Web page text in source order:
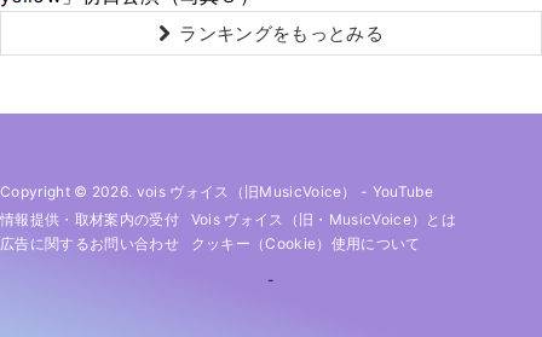
ランキングをもっとみる
Copyright © 2026. vois ヴォイス（旧MusicVoice） - YouTube
情報提供・取材案内の受付
Vois ヴォイス（旧・MusicVoice）とは
広告に関するお問い合わせ
クッキー（cookie）使用について
-